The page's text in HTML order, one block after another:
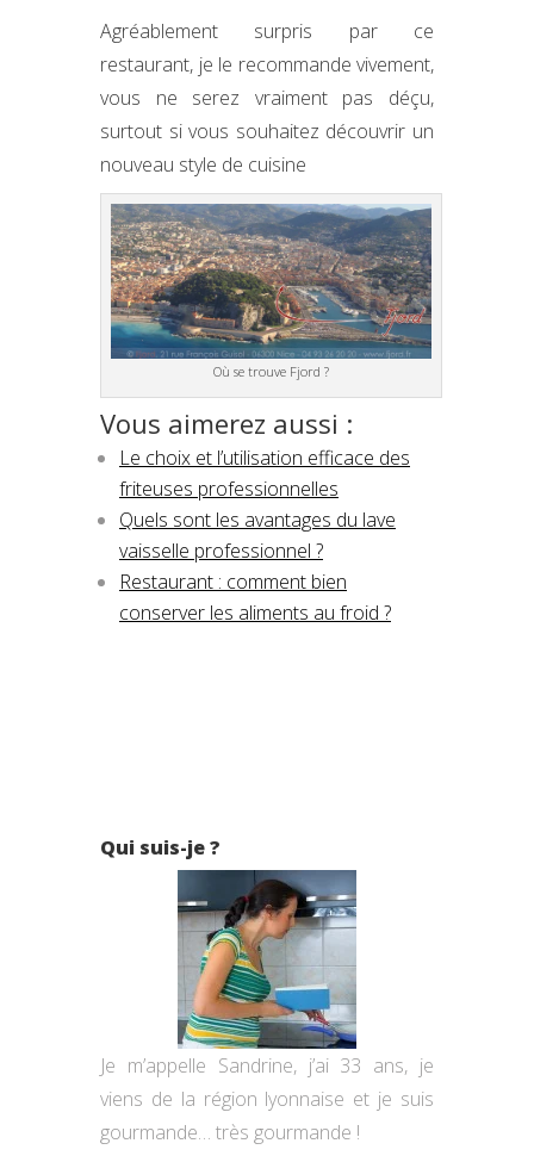
Agréablement surpris par ce
restaurant, je le recommande vivement,
vous ne serez vraiment pas déçu,
surtout si vous souhaitez découvrir un
nouveau style de cuisine
Où se trouve Fjord ?
Vous aimerez aussi :
Le choix et l’utilisation efficace des
friteuses professionnelles
Quels sont les avantages du lave
vaisselle professionnel ?
Restaurant : comment bien
conserver les aliments au froid ?
Qui suis-je ?
Je m’appelle Sandrine, j’ai 33 ans, je
viens de la région lyonnaise et je suis
gourmande… très gourmande !